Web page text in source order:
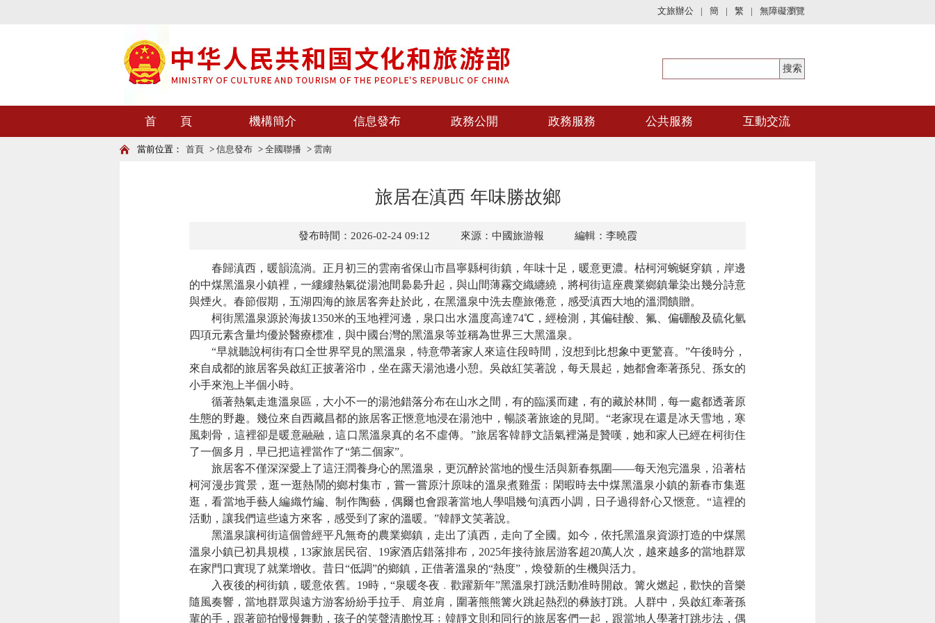
文旅辦公 | 簡 | 繁 | 無障礙瀏覽
首 頁 機構簡介 信息發布 政務公開 政務服務 公共服務 互動交流
當前位置： 首頁 > 信息發布 > 全國聯播 > 雲南
旅居在滇西 年味勝故鄉
發布時間：2026-02-24 09:12 來源：中國旅游報 編輯：李曉霞
春歸滇西，暖韻流淌。正月初三的雲南省保山市昌寧縣柯街鎮，年味十足，暖意更濃。枯柯河蜿蜒穿鎮，岸邊
的中煤黑溫泉小鎮裡，一縷縷熱氣從湯池間裊裊升起，與山間薄霧交織纏繞，將柯街這座農業鄉鎮暈染出幾分詩意
與煙火。春節假期，五湖四海的旅居客奔赴於此，在黑溫泉中洗去塵旅倦意，感受滇西大地的溫潤饋贈。
柯街黑溫泉源於海拔1350米的玉地裡河邊，泉口出水溫度高達74℃，經檢測，其偏硅酸、氟、偏硼酸及硫化氫
四項元素含量均優於醫療標准，與中國台灣的黑溫泉等並稱為世界三大黑溫泉。
“早就聽說柯街有口全世界罕見的黑溫泉，特意帶著家人來這住段時間，沒想到比想象中更驚喜。”午後時分，
來自成都的旅居客吳啟紅正披著浴巾，坐在露天湯池邊小憩。吳啟紅笑著說，每天晨起，她都會牽著孫兒、孫女的
小手來泡上半個小時。
循著熱氣走進溫泉區，大小不一的湯池錯落分布在山水之間，有的臨溪而建，有的藏於林間，每一處都透著原
生態的野趣。幾位來自西藏昌都的旅居客正愜意地浸在湯池中，暢談著旅途的見聞。“老家現在還是冰天雪地，寒
風刺骨，這裡卻是暖意融融，這口黑溫泉真的名不虛傳。”旅居客韓靜文語氣裡滿是贊嘆，她和家人已經在柯街住
了一個多月，早已把這裡當作了“第二個家”。
旅居客不僅深深愛上了這汪潤養身心的黑溫泉，更沉醉於當地的慢生活與新春氛圍——每天泡完溫泉，沿著枯
柯河漫步賞景，逛一逛熱鬧的鄉村集市，嘗一嘗原汁原味的溫泉煮雞蛋﹔閑暇時去中煤黑溫泉小鎮的新春市集逛
逛，看當地手藝人編織竹編、制作陶藝，偶爾也會跟著當地人學唱幾句滇西小調，日子過得舒心又愜意。“這裡的
活動，讓我們這些遠方來客，感受到了家的溫暖。”韓靜文笑著說。
黑溫泉讓柯街這個曾經平凡無奇的農業鄉鎮，走出了滇西，走向了全國。如今，依托黑溫泉資源打造的中煤黑
溫泉小鎮已初具規模，13家旅居民宿、19家酒店錯落排布，2025年接待旅居游客超20萬人次，越來越多的當地群眾
在家門口實現了就業增收。昔日“低調”的鄉鎮，正借著溫泉的“熱度”，煥發新的生機與活力。
入夜後的柯街鎮，暖意依舊。19時，“泉暖冬夜﹒歡躍新年”黑溫泉打跳活動准時開啟。篝火燃起，歡快的音樂
隨風奏響，當地群眾與遠方游客紛紛手拉手、肩並肩，圍著熊熊篝火跳起熱烈的彝族打跳。人群中，吳啟紅牽著孫
輩的手，跟著節拍慢慢舞動，孩子的笑聲清脆悅耳﹔韓靜文則和同行的旅居客們一起，跟當地人學著打跳步法，偶